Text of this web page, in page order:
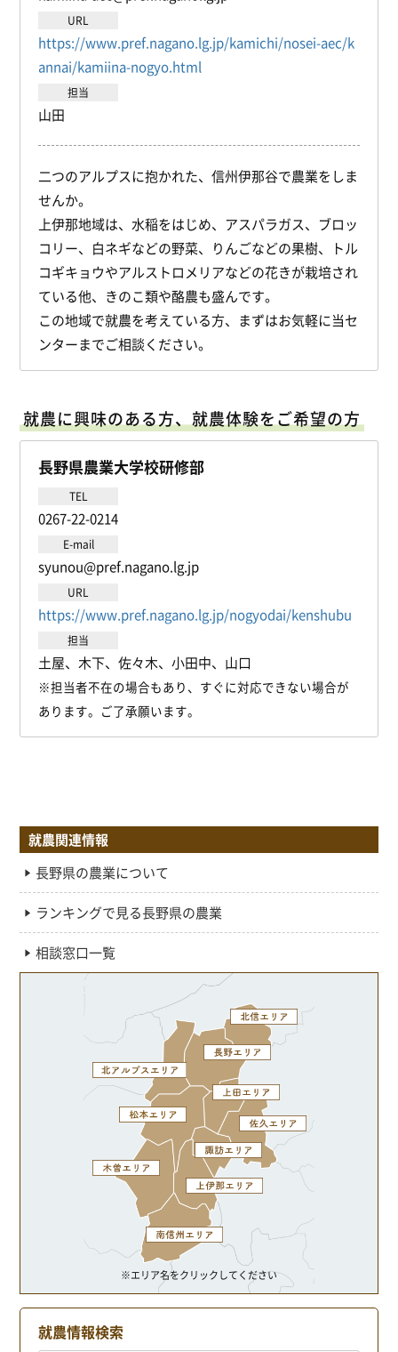
URL
https://www.pref.nagano.lg.jp/kamichi/nosei-aec/k
annai/kamiina-nogyo.html
担当
山田
二つのアルプスに抱かれた、信州伊那谷で農業をしま
せんか。
上伊那地域は、水稲をはじめ、アスパラガス、ブロッ
コリー、白ネギなどの野菜、りんごなどの果樹、トル
コギキョウやアルストロメリアなどの花きが栽培され
ている他、きのこ類や酪農も盛んです。
この地域で就農を考えている方、まずはお気軽に当セ
ンターまでご相談ください。
就農に興味のある方、就農体験をご希望の方
長野県農業大学校研修部
TEL
0267-22-0214
E-mail
syunou@pref.nagano.lg.jp
URL
https://www.pref.nagano.lg.jp/nogyodai/kenshubu
担当
土屋、木下、佐々木、小田中、山口
※担当者不在の場合もあり、すぐに対応できない場合が
あります。ご了承願います。
就農関連情報
長野県の農業について
ランキングで見る長野県の農業
相談窓口一覧
※エリア名をクリックしてください
就農情報検索